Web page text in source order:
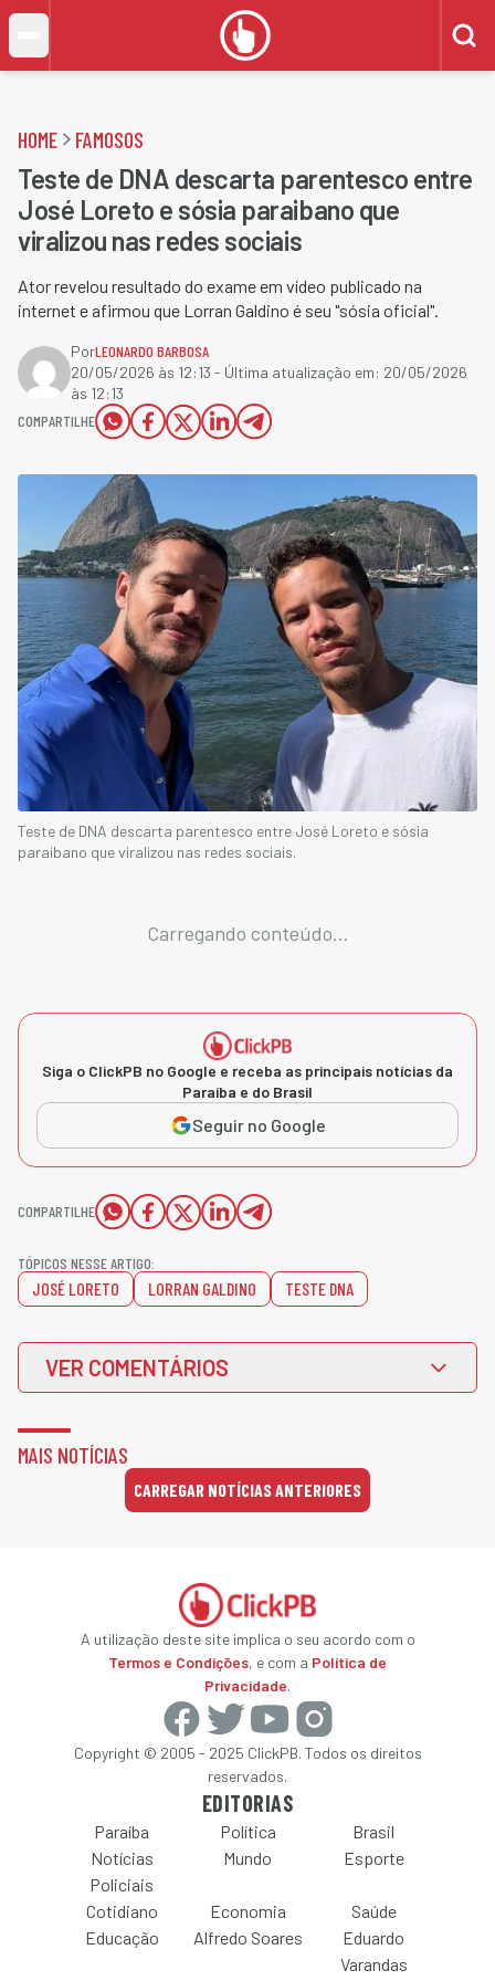
HOME FAMOSOS
Teste de DNA descarta parentesco entre
José Loreto e sósia paraibano que
viralizou nas redes sociais
Ator revelou resultado do exame em vídeo publicado na
internet e afirmou que Lorran Galdino é seu "sósia oficial".
PorLEONARDO BARBOSA
20/05/2026 às 12:13 - Última atualização em: 20/05/2026
às 12:13
COMPARTILHE
Teste de DNA descarta parentesco entre José Loreto e sósia
paraibano que viralizou nas redes sociais.
Carregando conteúdo...
Siga o ClickPB no Google e receba as principais notícias da
Paraíba e do Brasil
Seguir no Google
COMPARTILHE
TÓPICOS NESSE ARTIGO:
JOSÉ LORETO LORRAN GALDINO TESTE DNA
VER COMENTÁRIOS
MAIS NOTÍCIAS
CARREGAR NOTÍCIAS ANTERIORES
A utilização deste site implica o seu acordo com o
Termos e Condições, e com a Política de
Privacidade.
Copyright © 2005 - 2025 ClickPB. Todos os direitos
reservados.
EDITORIAS
Paraíba Política
Brasil
Notícias
Policiais
Mundo Esporte
Cotidiano Economia
Saúde
Educação
Alfredo Soares
Eduardo
Varandas